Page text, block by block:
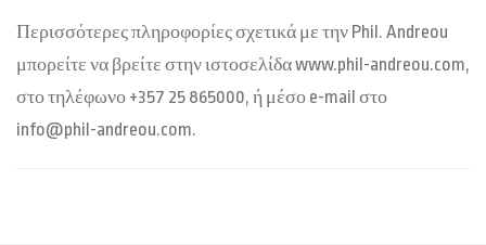
Περισσότερες πληροφορίες σχετικά με την Phil. Andreou
μπορείτε να βρείτε στην ιστοσελίδα www.phil-andreou.com,
στο τηλέφωνο +357 25 865000, ή μέσο e-mail στο
info@phil-andreou.com.